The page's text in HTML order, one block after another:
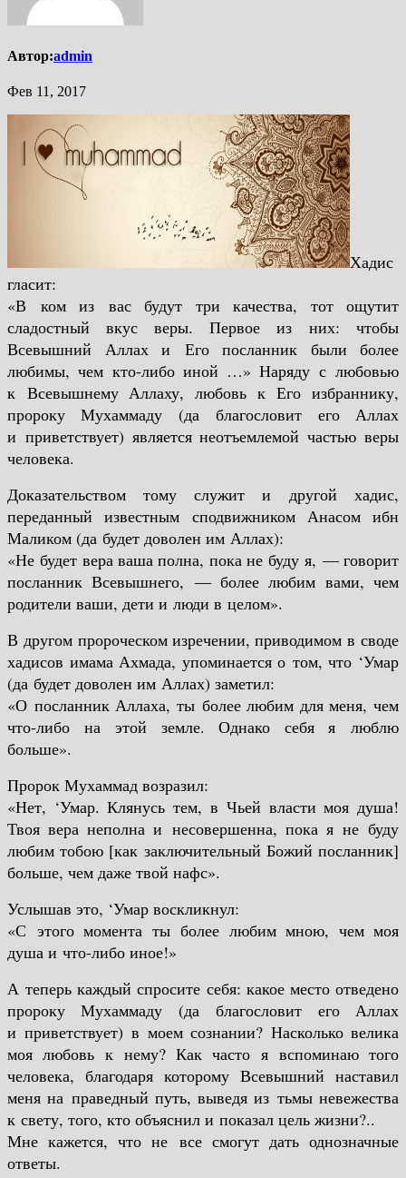
Автор:admin
Фев 11, 2017
Хадис
гласит:
«В ком из вас будут три качества, тот ощутит
сладостный вкус веры. Первое из них: чтобы
Всевышний Аллах и Его посланник были более
любимы, чем кто-либо иной …» Наряду с любовью
к Всевышнему Аллаху, любовь к Его избраннику,
пророку Мухаммаду (да благословит его Аллах
и приветствует) является неотъемлемой частью веры
человека.
Доказательством тому служит и другой хадис,
переданный известным сподвижником Анасом ибн
Маликом (да будет доволен им Аллах):
«Не будет вера ваша полна, пока не буду я, — говорит
посланник Всевышнего, — более любим вами, чем
родители ваши, дети и люди в целом».
В другом пророческом изречении, приводимом в своде
хадисов имама Ахмада, упоминается о том, что ‘Умар
(да будет доволен им Аллах) заметил:
«О посланник Аллаха, ты более любим для меня, чем
что-либо на этой земле. Однако себя я люблю
больше».
Пророк Мухаммад возразил:
«Нет, ‘Умар. Клянусь тем, в Чьей власти моя душа!
Твоя вера неполна и несовершенна, пока я не буду
любим тобою [как заключительный Божий посланник]
больше, чем даже твой нафс».
Услышав это, ‘Умар воскликнул:
«С этого момента ты более любим мною, чем моя
душа и что-либо иное!»
А теперь каждый спросите себя: какое место отведено
пророку Мухаммаду (да благословит его Аллах
и приветствует) в моем сознании? Насколько велика
моя любовь к нему? Как часто я вспоминаю того
человека, благодаря которому Всевышний наставил
меня на праведный путь, выведя из тьмы невежества
к свету, того, кто объяснил и показал цель жизни?..
Мне кажется, что не все смогут дать однозначные
ответы.